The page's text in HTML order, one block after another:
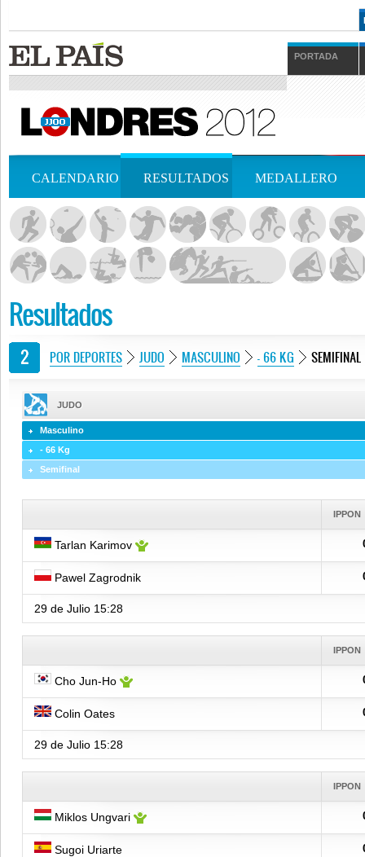
PORTADA
CALENDARIO RESULTADOS MEDALLERO
Resultados
POR DEPORTES JUDO MASCULINO - 66 KG SEMIFINAL
JUDO
Masculino
- 66 Kg
Semifinal
IPPON
Tarlan Karimov
Pawel Zagrodnik
29 de Julio 15:28
IPPON
Cho Jun-Ho
Colin Oates
29 de Julio 15:28
IPPON
Miklos Ungvari
Sugoi Uriarte